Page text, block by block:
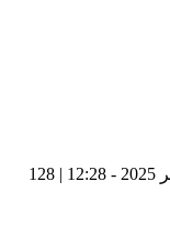
128